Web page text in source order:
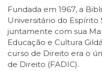
Fundada em 1967, a
Universitário do Espírito
juntamente com sua
Educação e Cultura
curso de Direito era o
de Direito (FADIC).